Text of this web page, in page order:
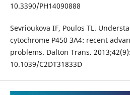
10.3390/PH14090888
Sevrioukova IF, Poulos TL.
cytochrome P450 3A4: recent
problems. Dalton Trans.
10.1039/C2DT31833D